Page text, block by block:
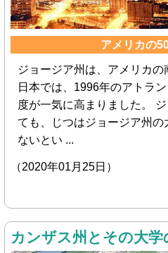
アメリカの
ジョージア州は、アメリカの
日本では、1996年のアトラ
度が一気に高まりました。
ても、じつはジョージア州の
ないとい ...
（2020年01月25日）
カンザス州とその大学